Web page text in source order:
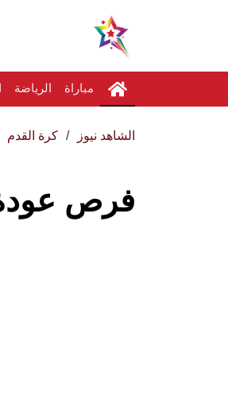
مباراة الرياضة
الشاهد نيوز كرة القدم
فرص عودة